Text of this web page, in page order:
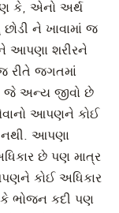
કે, એનો અર્થ
ને ખાવામાં જ
આપણા શરીરને
રીતે જગતમાં
જે અન્ય જીવો છે
આપણને કોઈ
આપણા
છે પણ માત્ર
કોઈ અધિકાર
કે ભોજન કદી પણ